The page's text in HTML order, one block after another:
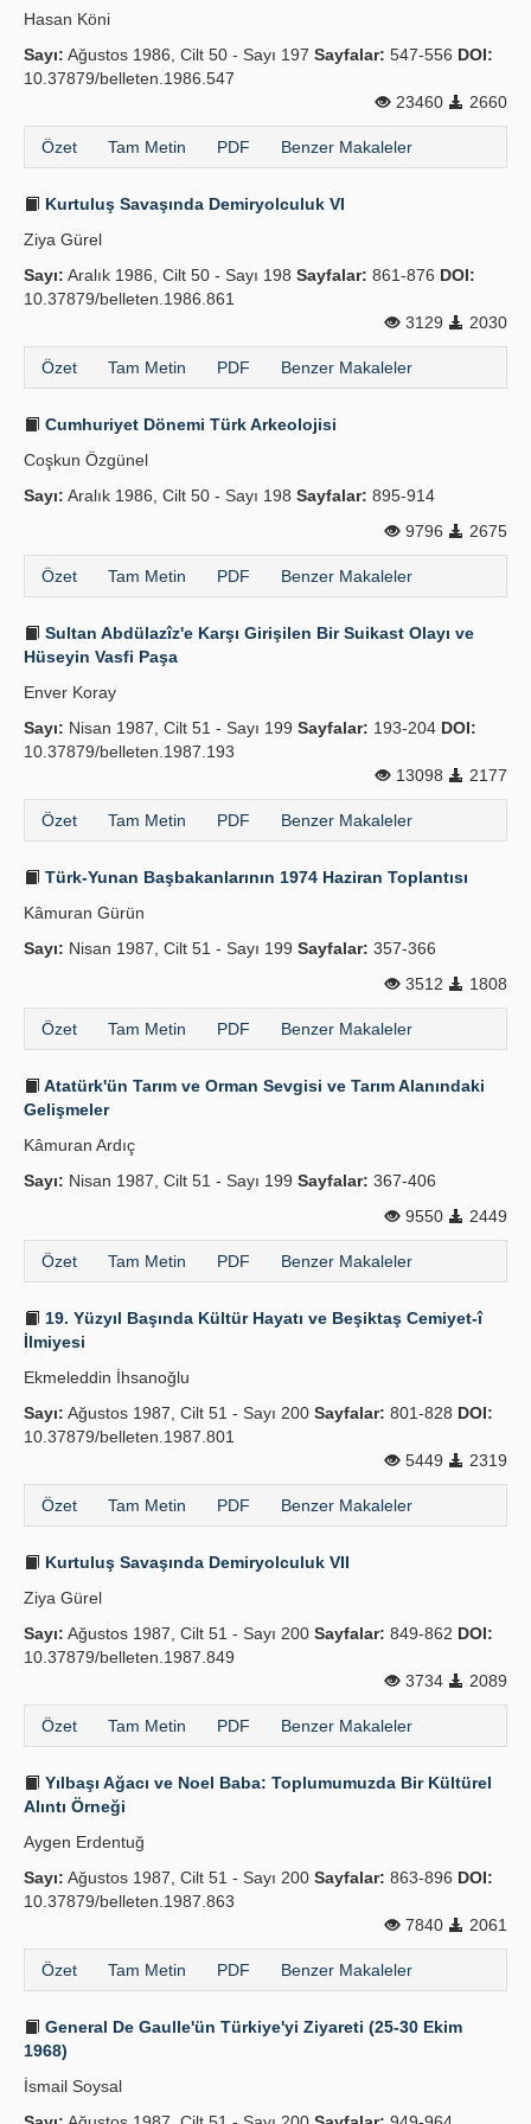
Yayın Politikaları
Kılavuzlar
İletişim
Hasan Köni
Sayı: Ağustos 1986, Cilt 50 - Sayı 197 Sayfalar: 547-556 DOI:
10.37879/belleten.1986.547
23460
2660
Özet Tam Metin PDF Benzer Makaleler
Kurtuluş Savaşında Demiryolculuk VI
Ziya Gürel
Sayı: Aralık 1986, Cilt 50 - Sayı 198 Sayfalar: 861-876 DOI:
10.37879/belleten.1986.861
3129
2030
Özet Tam Metin PDF Benzer Makaleler
Cumhuriyet Dönemi Türk Arkeolojisi
Coşkun Özgünel
Sayı: Aralık 1986, Cilt 50 - Sayı 198 Sayfalar: 895-914
9796
2675
Özet Tam Metin PDF Benzer Makaleler
Sultan Abdülazîz'e Karşı Girişilen Bir Suikast Olayı ve
Hüseyin Vasfi Paşa
Enver Koray
Sayı: Nisan 1987, Cilt 51 - Sayı 199 Sayfalar: 193-204 DOI:
10.37879/belleten.1987.193
13098
2177
Özet Tam Metin PDF Benzer Makaleler
Türk-Yunan Başbakanlarının 1974 Haziran Toplantısı
Kâmuran Gürün
Sayı: Nisan 1987, Cilt 51 - Sayı 199 Sayfalar: 357-366
3512
1808
Özet Tam Metin PDF Benzer Makaleler
Atatürk'ün Tarım ve Orman Sevgisi ve Tarım Alanındaki
Gelişmeler
Kâmuran Ardıç
Sayı: Nisan 1987, Cilt 51 - Sayı 199 Sayfalar: 367-406
9550
2449
Özet Tam Metin PDF Benzer Makaleler
19. Yüzyıl Başında Kültür Hayatı ve Beşiktaş Cemiyet-î
İlmiyesi
Ekmeleddin İhsanoğlu
Sayı: Ağustos 1987, Cilt 51 - Sayı 200 Sayfalar: 801-828 DOI:
10.37879/belleten.1987.801
5449
2319
Özet Tam Metin PDF Benzer Makaleler
Kurtuluş Savaşında Demiryolculuk VII
Ziya Gürel
Sayı: Ağustos 1987, Cilt 51 - Sayı 200 Sayfalar: 849-862 DOI:
10.37879/belleten.1987.849
3734
2089
Özet Tam Metin PDF Benzer Makaleler
Yılbaşı Ağacı ve Noel Baba: Toplumumuzda Bir Kültürel
Alıntı Örneği
Aygen Erdentuğ
Sayı: Ağustos 1987, Cilt 51 - Sayı 200 Sayfalar: 863-896 DOI:
10.37879/belleten.1987.863
7840
2061
Özet Tam Metin PDF Benzer Makaleler
General De Gaulle'ün Türkiye'yi Ziyareti (25-30 Ekim
1968)
İsmail Soysal